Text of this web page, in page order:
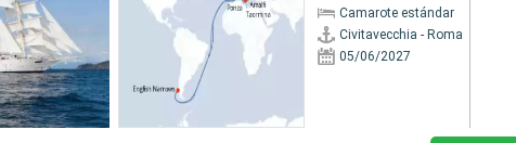
Camarote estándar
Civitavecchia - Roma
05/06/2027